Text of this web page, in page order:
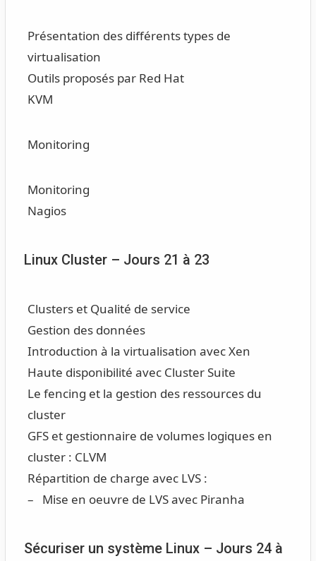
Présentation des différents types de
virtualisation
Outils proposés par Red Hat
KVM
Monitoring
Monitoring
Nagios
Linux Cluster – Jours 21 à 23
Clusters et Qualité de service
Gestion des données
Introduction à la virtualisation avec Xen
Haute disponibilité avec Cluster Suite
Le fencing et la gestion des ressources du
cluster
GFS et gestionnaire de volumes logiques en
cluster : CLVM
Répartition de charge avec LVS :
– Mise en oeuvre de LVS avec Piranha
Sécuriser un système Linux – Jours 24 à